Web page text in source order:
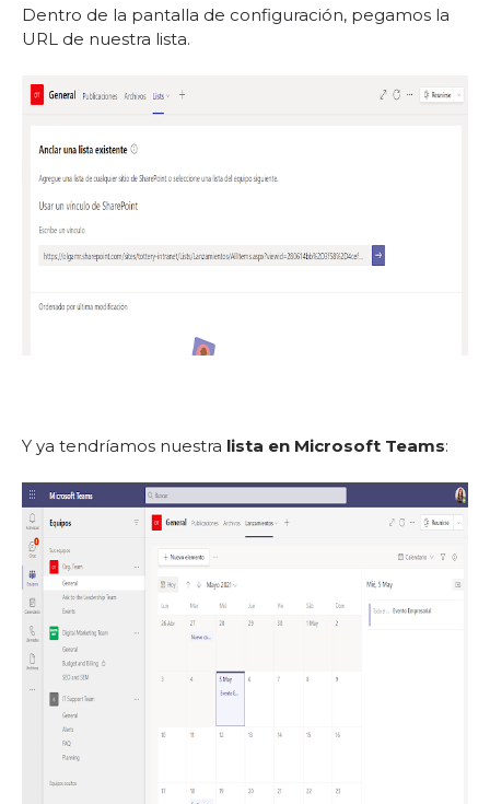
Dentro de la pantalla de configuración, pegamos la
URL de nuestra lista.
Y ya tendríamos nuestra lista en Microsoft Teams: